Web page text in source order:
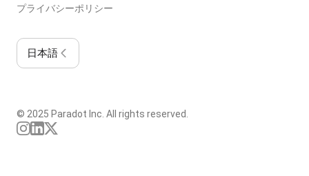
プライバシーポリシー
日本語
© 2025 Paradot Inc. All rights reserved.